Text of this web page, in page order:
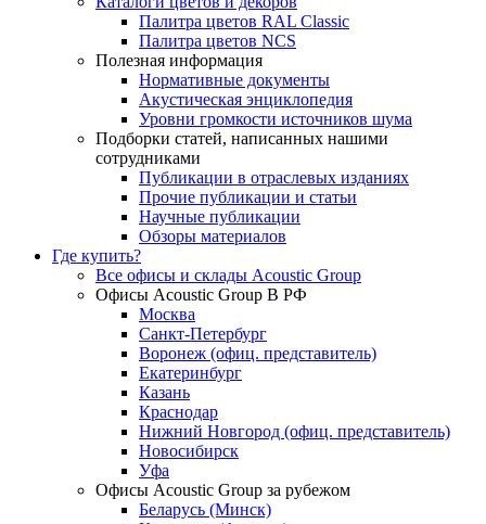
Палитра цветов RAL Сlassic
Палитра цветов NCS
Полезная информация
Нормативные документы
Акустическая энциклопедия
Уровни громкости источников шума
Подборки статей, написанных нашими
сотрудниками
Публикации в отраслевых изданиях
Прочие публикации и статьи
Научные публикации
Обзоры материалов
Где купить?
Все офисы и склады Acoustic Group
Офисы Acoustic Group В РФ
Москва
Санкт-Петербург
Воронеж (офиц. представитель)
Екатеринбург
Казань
Краснодар
Нижний Новгород (офиц. представитель)
Новосибирск
Уфа
Офисы Acoustic Group за рубежом
Беларусь (Минск)